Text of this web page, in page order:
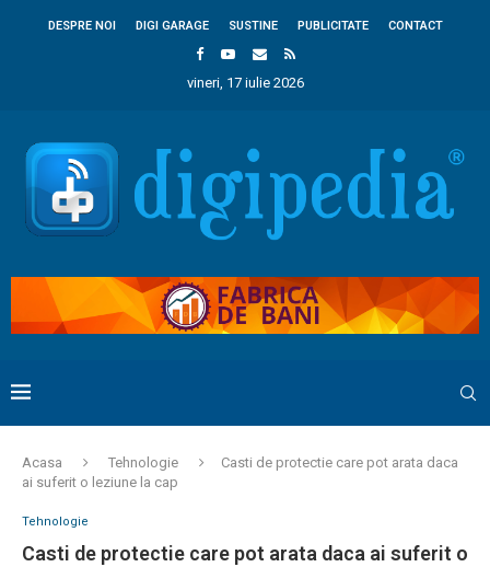
DESPRE NOI DIGI GARAGE SUSTINE PUBLICITATE CONTACT
vineri, 17 iulie 2026
Acasa Tehnologie
Casti de protectie care pot arata daca
ai suferit o leziune la cap
Tehnologie
Casti de protectie care pot arata daca ai suferit o